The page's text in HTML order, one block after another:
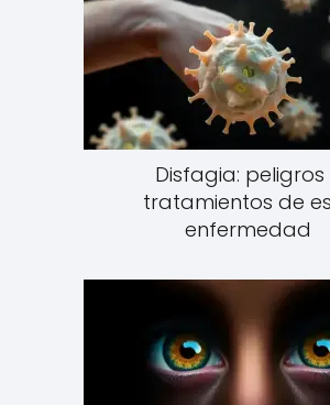
Disfagia: peligros
tratamientos de
enfermedad